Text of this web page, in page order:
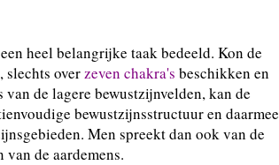
heel belangrijke taak bedeeld. Kon de
, slechts overzeven chakra's beschikken en
de lagere bewustzijnvelden, kan de
bewustzijnsstructuur en daarmee
Men spreekt dan ook van de
de aardemens.